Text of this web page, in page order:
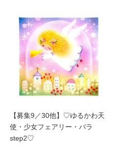
【募集9／30他】♡ゆるかわ天
使・少女フェアリー・バラ
step2♡